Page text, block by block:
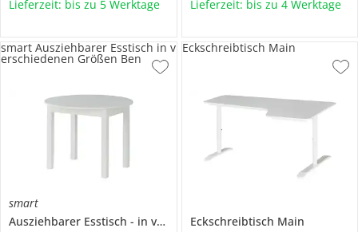
Lieferzeit: bis zu 5 Werktage Lieferzeit: bis zu 4 Werktage
smart
Ausziehbarer Esstisch
in verschiedenen Größen
Ben
smart Ausziehbarer Esstisch in v
erschiedenen Größen Ben
Eckschreibtisch Main
Eckschreibtisch Main